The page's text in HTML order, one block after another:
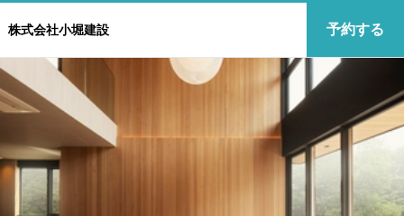
株式会社小堀建設 予約する